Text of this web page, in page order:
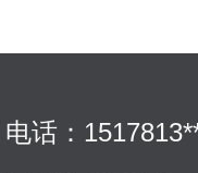
电话：